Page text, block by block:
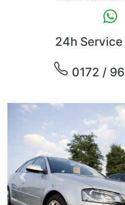
24h
0172 /
Previous